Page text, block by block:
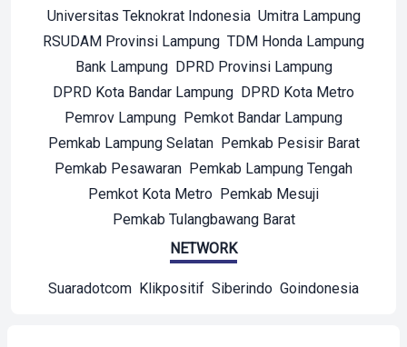
Universitas Teknokrat Indonesia Umitra Lampung
RSUDAM Provinsi Lampung TDM Honda Lampung
Bank Lampung DPRD Provinsi Lampung
DPRD Kota Bandar Lampung DPRD Kota Metro
Pemrov Lampung Pemkot Bandar Lampung
Pemkab Lampung Selatan Pemkab Pesisir Barat
Pemkab Pesawaran Pemkab Lampung Tengah
Pemkot Kota Metro Pemkab Mesuji
Pemkab Tulangbawang Barat
NETWORK
Suaradotcom Klikpositif Siberindo Goindonesia